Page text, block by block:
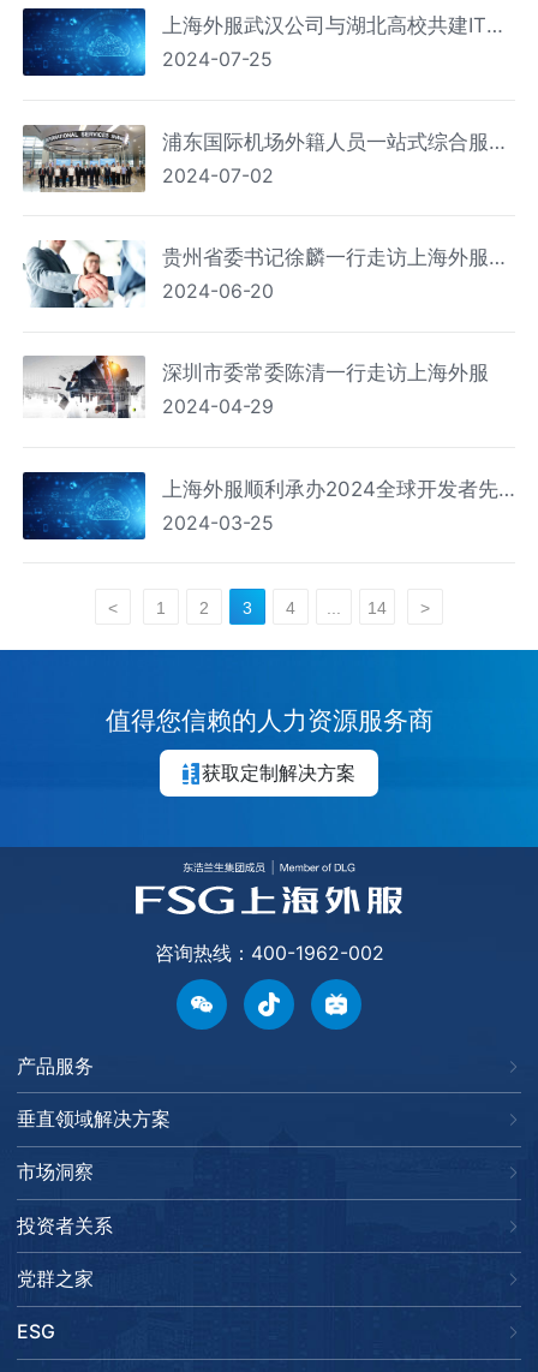
上海外服武汉公司与湖北高校共建IT类
人才实习实训基地
2024-07-25
浦东国际机场外籍人员一站式综合服务
中心建成启用
2024-07-02
贵州省委书记徐麟一行走访上海外服贵
州公司
2024-06-20
深圳市委常委陈清一行走访上海外服
2024-04-29
上海外服顺利承办2024全球开发者先
锋大会AI人才发展互动讲坛
2024-03-25
< 1 2 3 4 ... 14 >
值得您信赖的人力资源服务商
获取定制解决方案
咨询热线：400-1962-002
产品服务
垂直领域解决方案
市场洞察
投资者关系
党群之家
ESG